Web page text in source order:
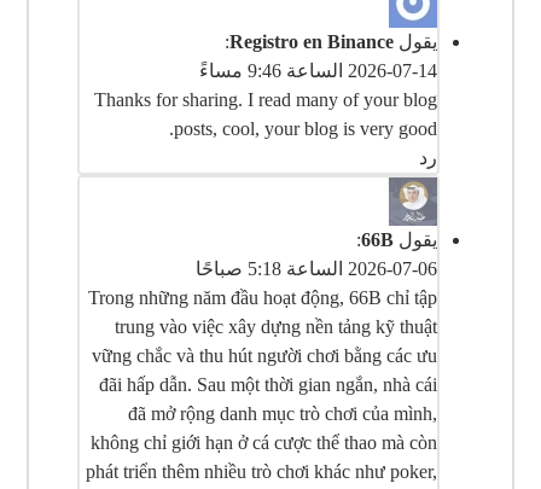
يقول Registro en Binance
:
2026-07-14 الساعة 9:46 مساءً
Thanks for sharing. I read many of your blog
posts, cool, your blog is very good.
رد
يقول 66B
:
2026-07-06 الساعة 5:18 صباحًا
Trong những năm đầu hoạt động, 66B chỉ tập
trung vào việc xây dựng nền tảng kỹ thuật
vững chắc và thu hút người chơi bằng các ưu
đãi hấp dẫn. Sau một thời gian ngắn, nhà cái
đã mở rộng danh mục trò chơi của mình,
không chỉ giới hạn ở cá cược thể thao mà còn
phát triển thêm nhiều trò chơi khác như poker,